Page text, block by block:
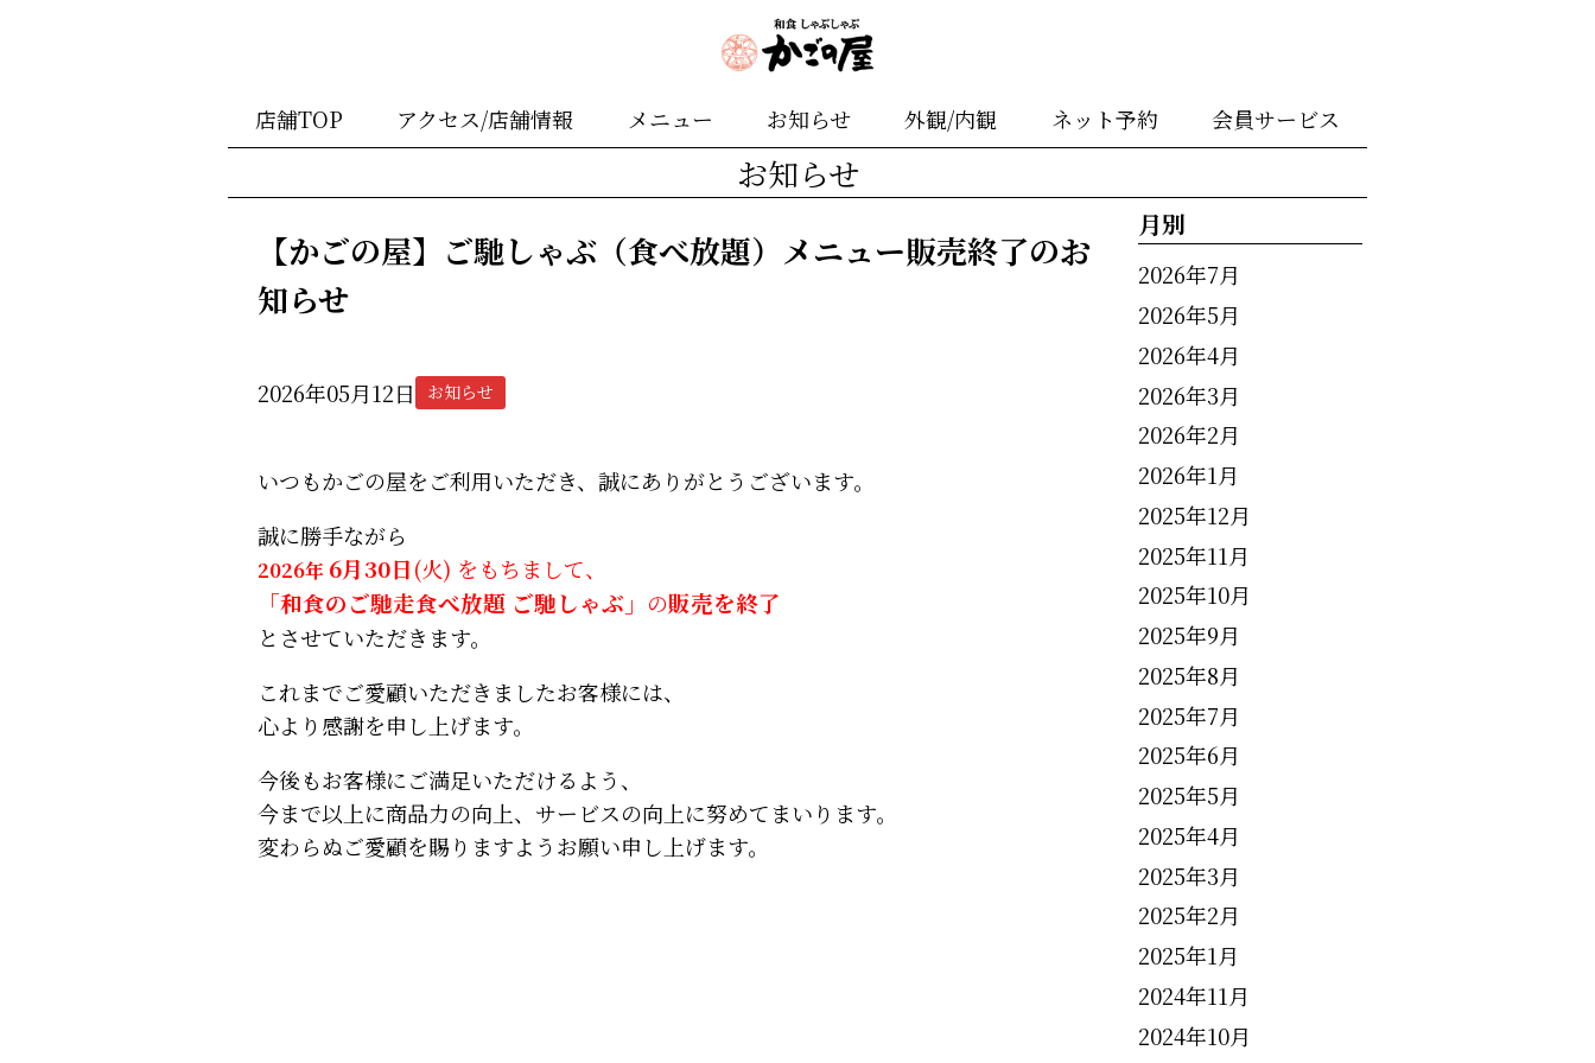
店舗TOP アクセス/店舗情報 メニュー お知らせ 外観/内観 ネット予約 会員サービス
お知らせ
【かごの屋】ご馳しゃぶ（食べ放題）メニュー販売終了のお
知らせ
2026年05月12日 お知らせ
いつもかごの屋をご利用いただき、誠にありがとうございます。
誠に勝手ながら
2026年 6月30日(火) をもちまして、
「和食のご馳走食べ放題 ご馳しゃぶ」 の販売を終了
とさせていただきます。
これまでご愛顧いただきましたお客様には、
心より感謝を申し上げます。
今後もお客様にご満足いただけるよう、
今まで以上に商品力の向上、サービスの向上に努めてまいります。
変わらぬご愛顧を賜りますようお願い申し上げます。
月別
2026年7月
2026年5月
2026年4月
2026年3月
2026年2月
2026年1月
2025年12月
2025年11月
2025年10月
2025年9月
2025年8月
2025年7月
2025年6月
2025年5月
2025年4月
2025年3月
2025年2月
2025年1月
2024年11月
2024年10月